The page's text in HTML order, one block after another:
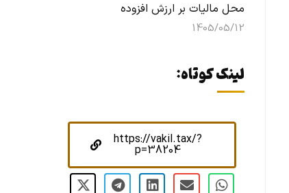
محل مالیات بر ارزش افزوده
1405/05/12
لینک کوتاه:
https://vakil.tax/?
p=38204